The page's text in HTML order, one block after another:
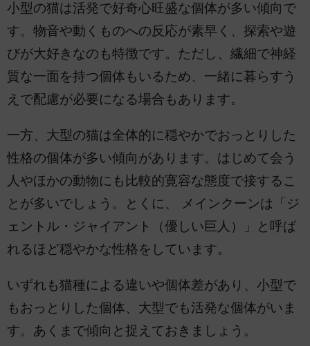
小型の猫は活発で好奇心旺盛な個体が多い傾向で
す。物音や動くものへの反応が素早く、探索や遊
びが大好きなのも特徴です。ただし、繊細で神経
質な一面を持つ個体もいるため、一緒に暮らすう
えで配慮が必要になる場合もあります。
一方、大型の猫は全体的に穏やかでおっとりした
性格の個体が多い傾向があります。はじめて会う
人やほかの動物にも比較的寛容な態度で接するこ
とが多いでしょう。とくに、 メインクーンは「ジ
ェントル・ジャイアント（優しい巨人）」と呼ば
れるほど穏やかな性格をしています。
いずれも猫種による違いや個体差があり、小型で
もおっとりした個体、大型でも活発な個体がいま
す。あくまで傾向と捉えておきましょう。